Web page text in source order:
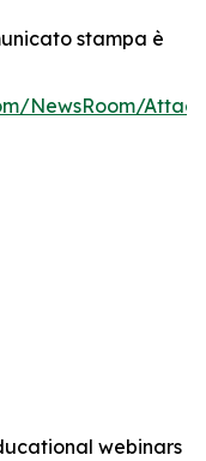
stampa è
NewsRoom/
webinars